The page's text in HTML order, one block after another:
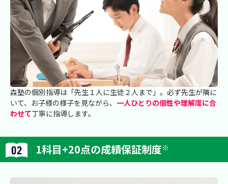
森塾の個別指導は「先生１人に生徒２人まで」。必ず先生が隣に
いて、お子様の様子を見ながら、 一人ひとりの個性や理解度に合
わせて丁寧に指導します。
1科目+20点の成績保証制度※